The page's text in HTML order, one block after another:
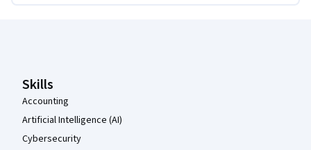
Skills
Accounting
Artificial Intelligence (AI)
Cybersecurity